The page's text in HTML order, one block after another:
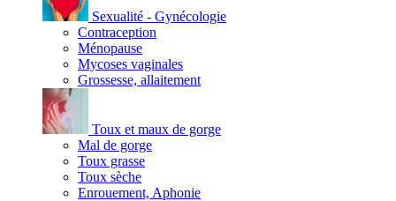
Sexualité - Gynécologie
Contraception
Ménopause
Mycoses vaginales
Grossesse, allaitement
Toux et maux de gorge
Mal de gorge
Toux grasse
Toux sèche
Enrouement, Aphonie